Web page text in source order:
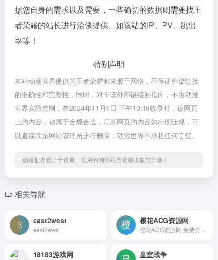
据您自身的需求以及需要，一些确切的数据则需要找王
者荣耀的站长进行洽谈提供。如该站的IP、PV、跳出
率等！
特别声明
本站动漫世界提供的王者荣耀都来源于网络，不保证外部链接
的准确性和完整性，同时，对于该外部链接的指向，不由动漫
世界实际控制，在2024年11月6日 下午10:19收录时，该网页
上的内容，都属于合规合法，后期网页的内容如出现违规，可
以直接联系网站管理员进行删除，动漫世界不承担任何责任。
动漫世界致力于优质、实用的网络站点资源收集与分享！
相关导航
east2west
east2west
樱花ACG资源网
18183游戏网 皇室战争